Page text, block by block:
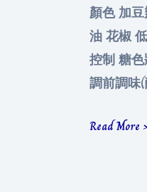
顏色 加
油 花椒
控制 糖
調前調味
香
Read More